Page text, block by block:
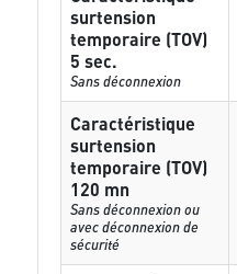
surtension
temporaire (TOV)
5 sec.
Sans déconnexion
Caractéristique
surtension
temporaire (TOV)
120 mn
Sans déconnexion ou
avec déconnexion de
sécurité